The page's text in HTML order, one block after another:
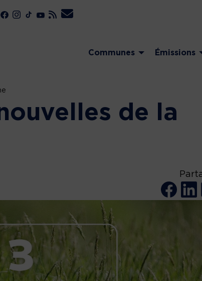
Communes Émissions
de la